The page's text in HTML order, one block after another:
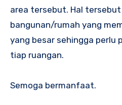
area tersebut. Hal
bangunan/rumah yang
yang besar sehingga perlu
tiap ruangan.
Semoga bermanfaat.